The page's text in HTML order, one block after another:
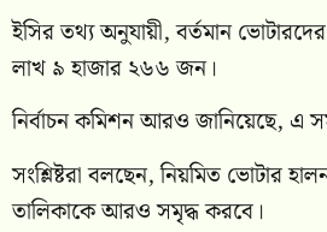
ইসির তথ্য অনুযায়ী, বর্তমান
লাখ ৯ হাজার ২৬৬ জন।
নির্বাচন কমিশন আরও জানিয়েছে, এ
সংশ্লিষ্টরা বলছেন, নিয়মিত ভোটার
তালিকাকে আরও সমৃদ্ধ করবে।